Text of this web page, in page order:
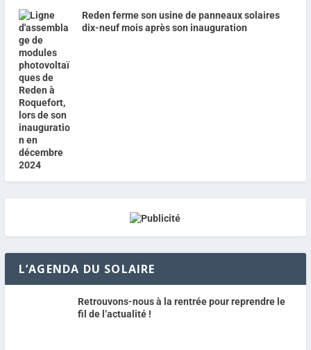
Reden ferme son usine de panneaux solaires
dix-neuf mois après son inauguration
L’AGENDA DU SOLAIRE
Retrouvons-nous à la rentrée pour reprendre le
fil de l’actualité !